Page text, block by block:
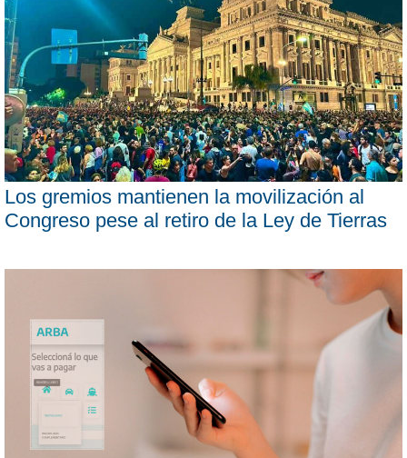
Los gremios mantienen la movilización al
Congreso pese al retiro de la Ley de Tierras